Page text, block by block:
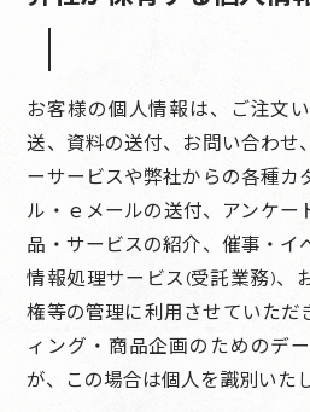
お客様の個人情報は、ご注文
送、資料の送付、お問い合わせ
ーサービスや弊社からの各種カ
ル・ｅメールの送付、アンケー
品・サービスの紹介、催事・イ
情報処理サービス(受託業務)、
権等の管理に利用させていただ
ィング・商品企画のためのデ
が、この場合は個人を識別いた